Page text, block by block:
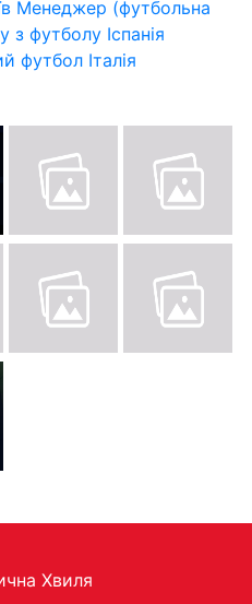
Менеджер (футбольна
з футболу Іспанія
футбол Італія
Хвиля